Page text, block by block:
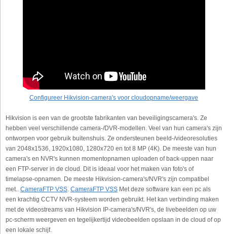
Configureer Hikvision-camera's voor cloudopname/weergave
Hikvision is een van de grootste fabrikanten van beveiligingscamera's. Ze
hebben veel verschillende camera-/DVR-modellen. Veel van hun camera's zijn
ontworpen voor gebruik buitenshuis. Ze ondersteunen beeld-/videoresoluties
van 2048x1536, 1920x1080, 1280x720 en tot 8 MP (4K). De meeste van hun
camera's en NVR's kunnen momentopnamen uploaden of back-uppen naar
een FTP-server in de cloud. Dit is ideaal voor het maken van foto's of
timelapse-opnamen. De meeste Hikvision-camera's/NVR's zijn compatibel
met.. CameraFTP VSS. CameraFTP VSS Met deze software kan een pc als
een krachtig CCTV NVR-systeem worden gebruikt. Het kan verbinding maken
met de videostreams van Hikvision IP-camera's/NVR's, de livebeelden op uw
pc-scherm weergeven en tegelijkertijd videobeelden opslaan in de cloud of op
een lokale schijf.